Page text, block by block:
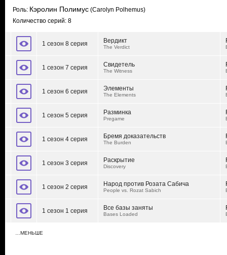
Роль: Кэролин Полимус (Carolyn Polhemus)
Количество серий: 8
1 сезон 8 серия Вердикт
The Verdict
1 сезон 7 серия Свидетель
The Witness
1 сезон 6 серия Элементы
The Elements
1 сезон 5 серия Разминка
Pregame
1 сезон 4 серия Бремя доказательств
The Burden
1 сезон 3 серия Раскрытие
Discovery
1 сезон 2 серия Народ против Розата Сабича
People vs. Rozat Sabich
1 сезон 1 серия Все базы заняты
Bases Loaded
…МЕНЬШЕ